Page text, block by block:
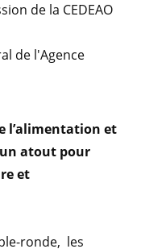
de la CEDEAO
de l'Agence
l’alimentation et
atout pour
et
ronde, les